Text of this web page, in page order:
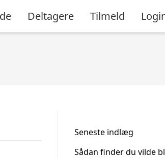
Deltagere Tilmeld
Seneste indlæg
Sådan finder du vilde